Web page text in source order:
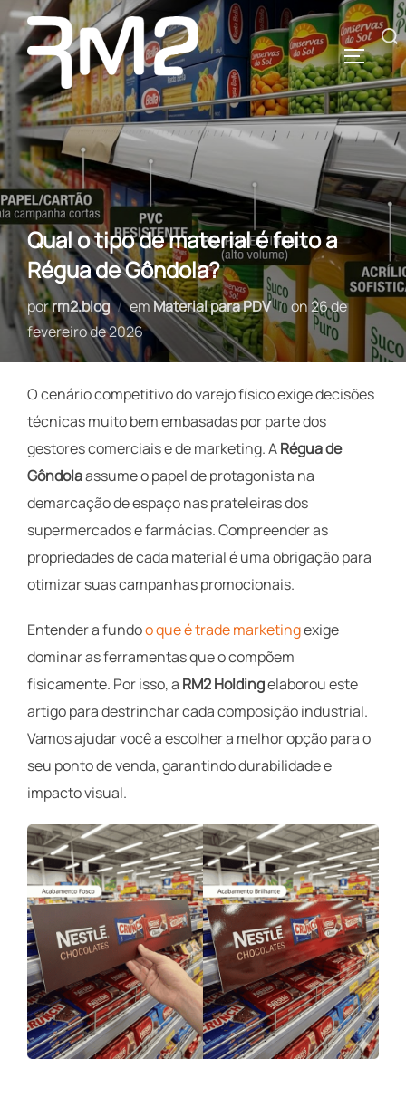
Pular
para
o
conteúdo
Pesquisar
por:
Qual o tipo de material é feito a
Régua de Gôndola?
porrm2.blog emMaterial para PDV on Postado
em
26 de
fevereiro de 2026
O cenário competitivo do varejo físico exige decisões
técnicas muito bem embasadas por parte dos
gestores comerciais e de marketing. ARégua de
Gôndolaassume o papel de protagonista na
demarcação de espaço nas prateleiras dos
supermercados e farmácias. Compreender as
propriedades de cada material é uma obrigação para
otimizar suas campanhas promocionais.
Entender a fundoo que é trade marketingexige
dominar as ferramentas que o compõem
fisicamente. Por isso, a RM2 Holdingelaborou este
artigo para destrinchar cada composição industrial.
Vamos ajudar você a escolher a melhor opção para o
seu ponto de venda, garantindo durabilidade e
impacto visual.